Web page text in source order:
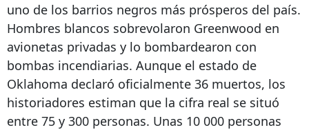
uno de los barrios negros más prósperos del país.
Hombres blancos sobrevolaron Greenwood en
avionetas privadas y lo bombardearon con
bombas incendiarias. Aunque el estado de
Oklahoma declaró oficialmente 36 muertos, los
historiadores estiman que la cifra real se situó
entre 75 y 300 personas. Unas 10 000 personas